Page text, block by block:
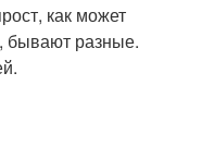
как может
бывают разные.